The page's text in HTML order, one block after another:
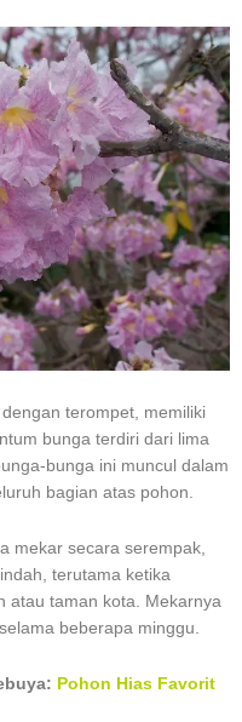
terompet, memiliki
bunga terdiri dari lima
bunga ini muncul dalam
bagian atas pohon.
mekar secara serempak,
terutama ketika
atau taman kota. Mekarnya
beberapa minggu.
Pohon Hias Favorit